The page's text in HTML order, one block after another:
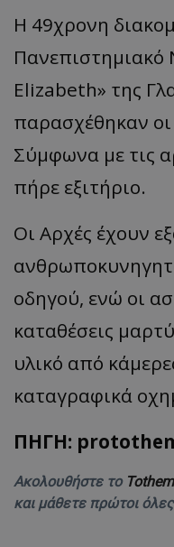
Η 49χρονη
Πανεπιστημιακό
Elizabeth» της
παρασχέθηκαν
Σύμφωνα με τις
πήρε εξιτήριο.
Οι Αρχές έχουν
οδηγού, ενώ οι
καταθέσεις
υλικό από
καταγραφικά
ΠΗΓΗ:
Ακολουθήστε το
και μάθετε πρώτοι